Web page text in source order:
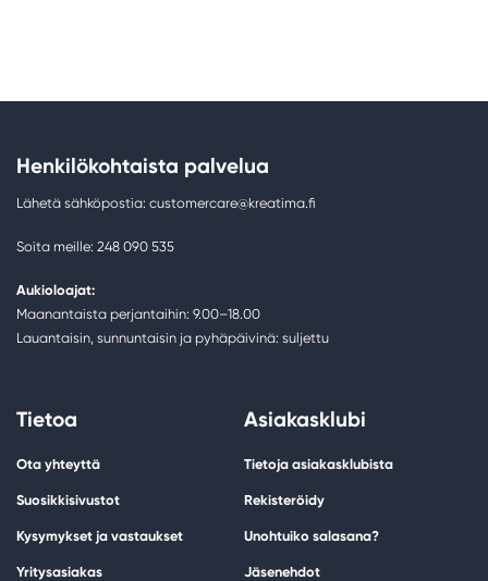
Henkilökohtaista palvelua
Lähetä sähköpostia: customercare@kreatima.fi
Soita meille: 248 090 535
Aukioloajat:
Maanantaista perjantaihin: 9.00–18.00
Lauantaisin, sunnuntaisin ja pyhäpäivinä: suljettu
Tietoa
Ota yhteyttä
Suosikkisivustot
Kysymykset ja vastaukset
Yritysasiakas
Asiakasklubi
Tietoja asiakasklubista
Rekisteröidy
Unohtuiko salasana?
Jäsenehdot